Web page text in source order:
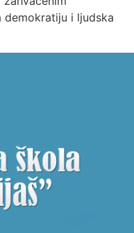
demokratiju i ljudska